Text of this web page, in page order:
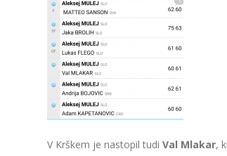
V Krškem je nastopil tudiVal Mlakar,